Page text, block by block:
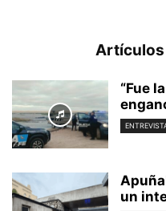
Artículos
“Fue
un